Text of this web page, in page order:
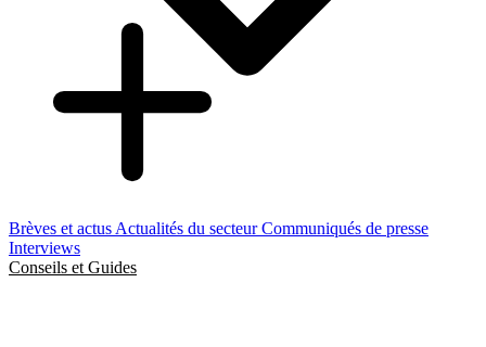
Brèves et actus Actualités du secteurCommuniqués de presse
Interviews
Conseils et Guides